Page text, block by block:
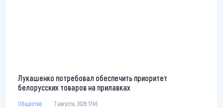
Лукашенко потребовал обеспечить приоритет
белорусских товаров на прилавках
Общество 7 августа, 2026 17:45